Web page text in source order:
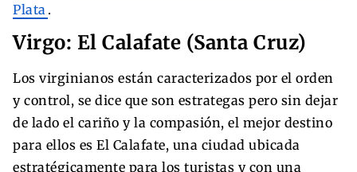
Plata .
Virgo: El Calafate (Santa Cruz)
Los virginianos están caracterizados por el orden
y control, se dice que son estrategas pero sin dejar
de lado el cariño y la compasión, el mejor destino
para ellos es El Calafate, una ciudad ubicada
estratégicamente para los turistas y con una